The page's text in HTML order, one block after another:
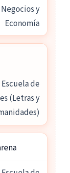
y
Economía
de
(Letras y